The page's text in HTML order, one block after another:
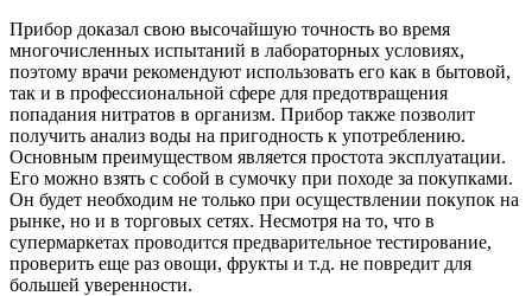
Прибор доказал свою высочайшую точность во время
многочисленных испытаний в лабораторных условиях,
поэтому врачи рекомендуют использовать его как в бытовой,
так и в профессиональной сфере для предотвращения
попадания нитратов в организм. Прибор также позволит
получить анализ воды на пригодность к употреблению.
Основным преимуществом является простота эксплуатации.
Его можно взять с собой в сумочку при походе за покупками.
Он будет необходим не только при осуществлении покупок на
рынке, но и в торговых сетях. Несмотря на то, что в
супермаркетах проводится предварительное тестирование,
проверить еще раз овощи, фрукты и т.д. не повредит для
большей уверенности.